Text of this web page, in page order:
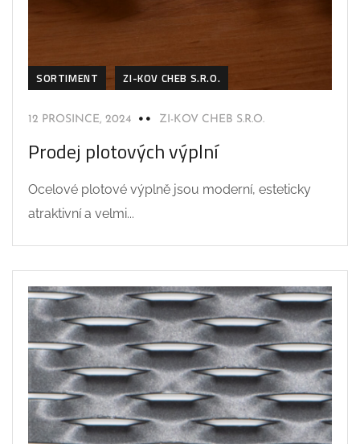
SORTIMENT ZI-KOV CHEB S.R.O.
12 PROSINCE, 2024 ZI-KOV CHEB S.R.O.
Prodej plotových výplní
Ocelové plotové výplně jsou moderní, esteticky
atraktivní a velmi...